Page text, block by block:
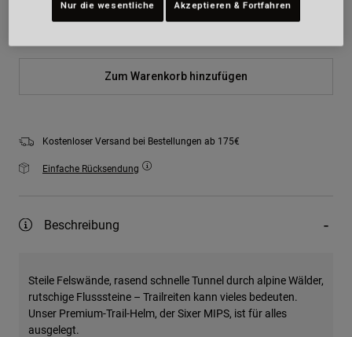
M L XL
Zum Warenkorb hinzufügen
Kostenloser Versand bei Bestellungen ab 175€
Einfache Rücksendung
Beschreibung
Steile Felswände, rasend schnelle Tunnel durch alpine Wälder,
rutschige Flusssteine – Trailreiten kann vieles bedeuten.
Unser Premium-Trail-Helm, der Sixer MIPS, ist für alles
ausgelegt.
Nur die wesentliche Akzeptieren & Fortfahren